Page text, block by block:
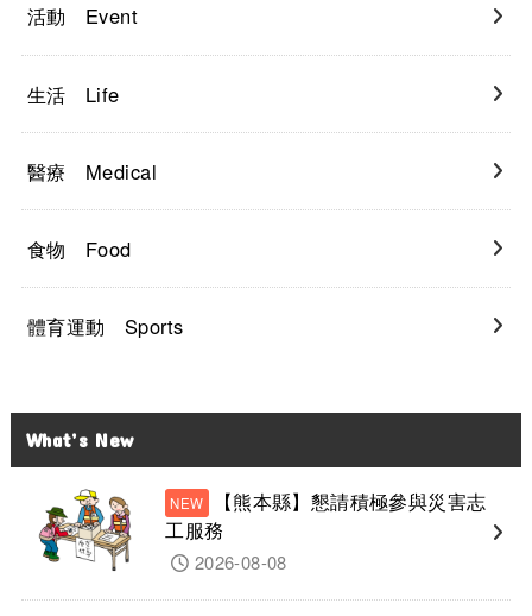
活動 Event
生活 Life
醫療 Medical
食物 Food
體育運動 Sports
What’s New
【熊本縣】懇請積極參與災害志
工服務
2026-08-08